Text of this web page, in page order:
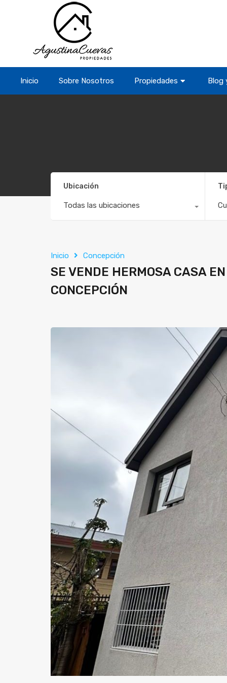
Inicio Sobre Nosotros Propiedades Blog
Ubicación
Todas las ubicaciones
Inicio Concepción
SE VENDE HERMOSA CASA
CONCEPCIÓN